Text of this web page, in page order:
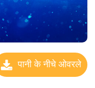
पानी के नीचे ओवरले